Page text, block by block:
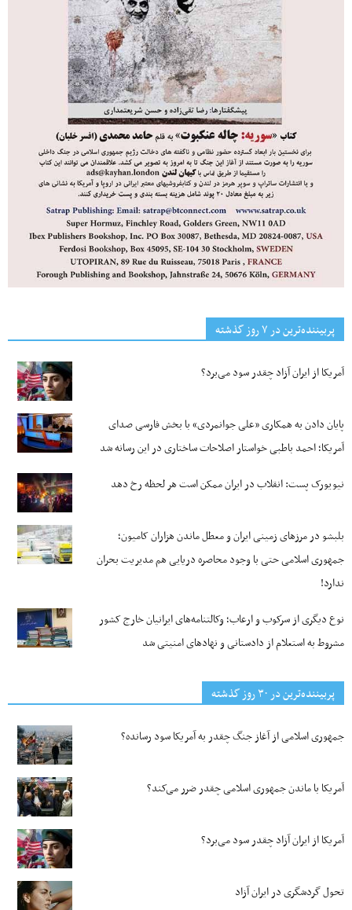
پربیننده‌ترین‌ در ۷ روز گذشته
آمریکا از ایران آزاد چقدر سود می‌برد؟
پایان دادن به همکاری «علی جوانمردی» با بخش فارسی صدای
آمریکا؛ احمد باطبی خواستار اصلاحات ساختاری در این رسانه شد
نیویورک پست: انقلاب در ایران ممکن است هر لحظه رخ دهد
بلبشو در مرزهای زمینی ایران و معطل ماندن هزاران کامیون؛
جمهوری اسلامی حتی با وجود محاصره دریایی هم مدیریت بحران
ندارد!
نوع دیگری از سرکوب و ارعاب؛ وکالتنامه‌های ایرانیان خارج کشور
مشروط به استعلام از دادستانی و نهادهای امنیتی شد
پربیننده‌ترین‌ در ۳۰ روز گذشته
جمهوری اسلامی از آغاز جنگ چقدر به آمریکا سود رسانده؟
آمریکا با ماندن جمهوری اسلامی چقدر ضرر می‌کند؟
آمریکا از ایران آزاد چقدر سود می‌برد؟
تحول گردشگری در ایران آزاد